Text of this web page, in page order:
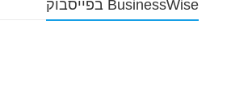
BusinessWise בפייסבוק